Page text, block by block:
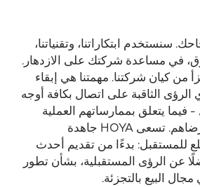
سنستخدم ابتكاراتنا، وتقنياتنا،
في مساعدة شركتك على الازدهار.
من كيان شركتنا. مهمتنا هي إبقاء
الثاقبة على اتصال بكافة أوجه
يتعلق بممارساتهم العملية
وأنشطة أعمالهم ومرضاهم. تسعى HOYA جاهدة
للمستقبل: بدءًا من تقديم أحدث
عن الرؤى المستقبلية، بشأن تطور
البيع بالتجزئة.